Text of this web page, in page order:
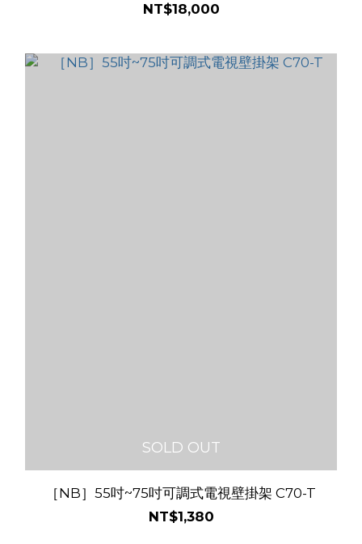
NT$18,000
SOLD OUT
［NB］55吋~75吋可調式電視壁掛架 C70-T
NT$1,380